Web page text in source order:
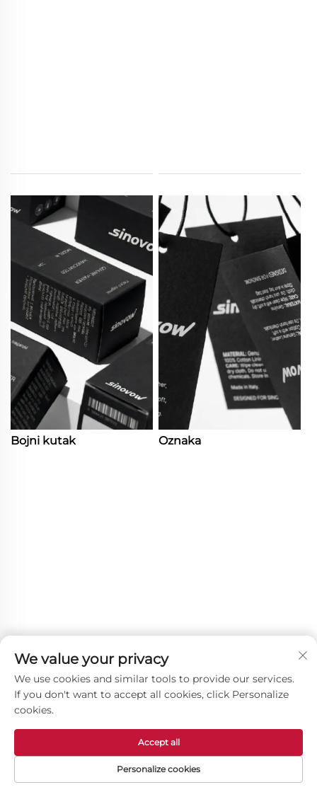
Bojni kutak Oznaka
We value your privacy
We use cookies and similar tools to provide our services.
If you don't want to accept all cookies, click Personalize
cookies.
Personalize cookies
Accept all